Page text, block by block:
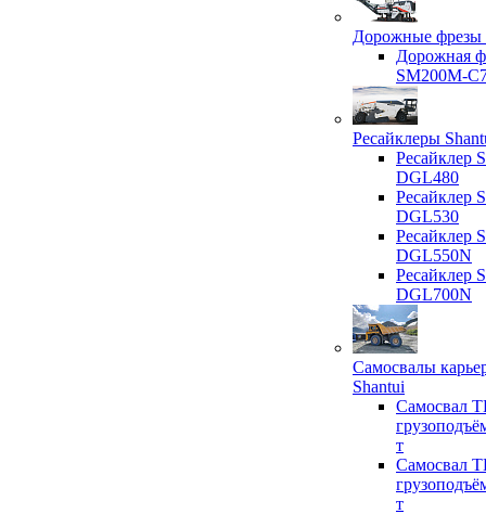
Дорожные фрезы
Дорожная
SM200M-
Ресайклеры
Ресайклер
DGL480
Ресайклер
DGL530
Ресайклер
DGL550N
Ресайклер
DGL700N
Самосвалы
Shantui
Самосвал
т
Самосвал
т